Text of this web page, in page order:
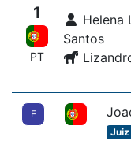
1
PT
Helena
Santos
E
Juiz